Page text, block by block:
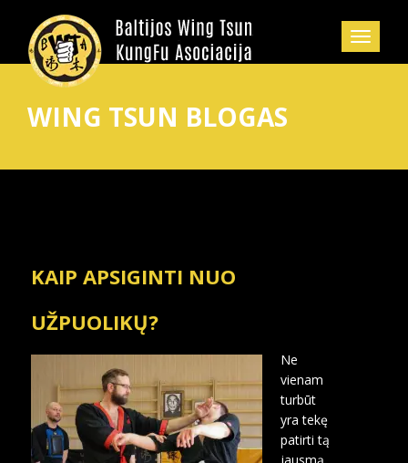
WING TSUN BLOGAS
KAIP APSIGINTI NUO
UŽPUOLIKŲ?
Ne
vienam
turbūt
yra tekę
patirti tą